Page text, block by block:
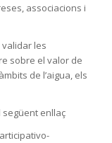
associacions i
les
sobre el valor de
de l’aigua, els
següent enllaç